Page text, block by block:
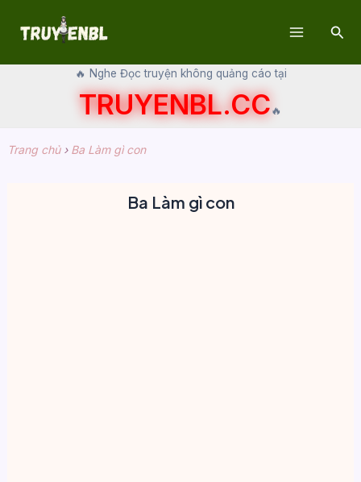
🔥 Nghe Đọc truyện không quảng cáo tại
TRUYENBL.CC🔥
Trang chủ› Ba Làm gì con
Ba Làm gì con